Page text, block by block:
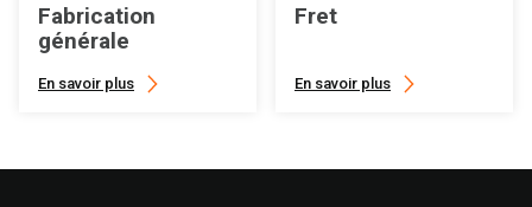
Fabrication
générale
En savoir plus
Fret
En savoir plus